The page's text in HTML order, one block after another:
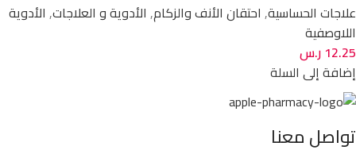
علاجات الحساسية, احتقان الأنف والزكام, الأدوية و العلاجات, الأدوية
اللاوصفية
12.25 ر.س
إضافة إلى السلة
تواصل معنا